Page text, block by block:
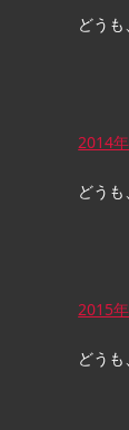
どう
2014
どう
2015
どう